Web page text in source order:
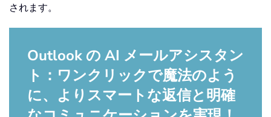
されます。
Outlook の AI メールアシスタン
ト：ワンクリックで魔法のよう
に、よりスマートな返信と明確